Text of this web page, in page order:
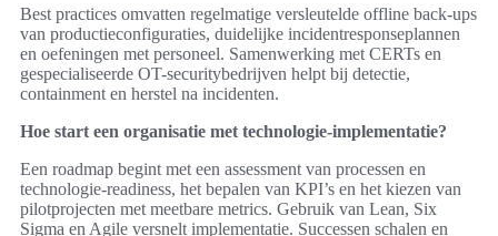
Best practices omvatten regelmatige versleutelde offline back-ups
van productieconfiguraties, duidelijke incidentresponseplannen
en oefeningen met personeel. Samenwerking met CERTs en
gespecialiseerde OT-securitybedrijven helpt bij detectie,
containment en herstel na incidenten.
Hoe start een organisatie met technologie-implementatie?
Een roadmap begint met een assessment van processen en
technologie-readiness, het bepalen van KPI’s en het kiezen van
pilotprojecten met meetbare metrics. Gebruik van Lean, Six
Sigma en Agile versnelt implementatie. Successen schalen en